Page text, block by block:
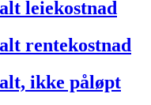
leiekostnad
rentekostnad
ikke påløpt